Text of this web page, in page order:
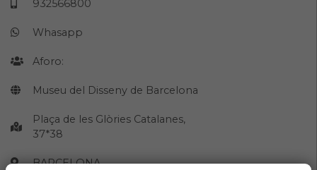
932566800
Whasapp
Aforo:
Museu del Disseny de Barcelona
Plaça de les Glòries Catalanes,
37*38
BARCELONA